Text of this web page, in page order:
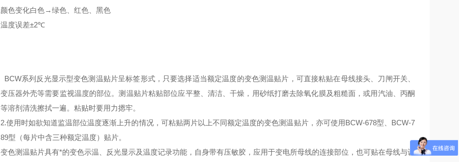
颜色变化白色→绿色、红色、黑色
温度误差±2℃
BCW系列反光显示型变色测温贴片呈标签形式，只要选择适当额定温度的变色测温贴片，可直接粘贴在母线接头、刀闸开关、
变压器外壳等需要监视温度的部位。测温贴片粘贴部位应平整、清洁、干燥，用砂纸打磨去除氧化膜及粗糙面，或用汽油、丙酮
等溶剂清洗擦拭一遍。粘贴时要用力摁牢。
2.使用时如欲知道监温部位温度逐渐上升的情况，可粘贴两片以上不同额定温度的变色测温贴片，亦可使用BCW-678型、BCW-7
89型（每片中含三种额定温度）贴片。
变色测温贴片具有*的变色示温、反光显示及温度记录功能，自身带有压敏胶，应用于变电所母线的连接部位，也可贴在母线与设